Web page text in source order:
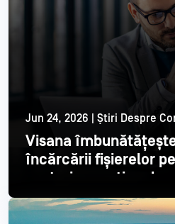
Jun 24, 2026 | Știri Despre
Visana
încărcării fișierelor
costuri operaționale
Citește mai mult